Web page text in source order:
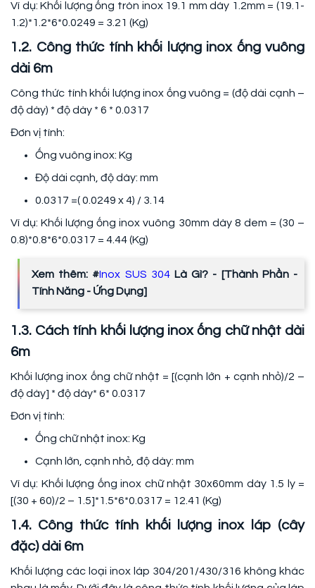
Ví dụ: Khối lượng ống tròn inox 19.1 mm dày 1.2mm = (19.1-
1.2)*1.2*6*0.0249 = 3.21 (Kg)
1.2. Công thức tính khối lượng inox ống vuông
dài 6m
Công thức tính khối lượng inox ống vuông = (độ dài cạnh –
độ dày) * độ dày * 6 * 0.0317
Đơn vị tính:
Ống vuông inox: Kg
Độ dài cạnh, độ dày: mm
0.0317 =( 0.0249 x 4) / 3.14
Ví dụ: Khối lượng ống inox vuông 30mm dày 8 dem = (30 –
0.8)*0.8*6*0.0317 = 4.44 (Kg)
Xem thêm: #Inox SUS 304Là Gì? - [Thành Phần -
Tính Năng - Ứng Dụng]
1.3. Cách tính khối lượng inox ống chữ nhật dài
6m
Khối lượng inox ống chữ nhật = [(cạnh lớn + cạnh nhỏ)/2 –
độ dày] * độ dày* 6* 0.0317
Đơn vị tính:
Ống chữ nhật inox: Kg
Cạnh lớn, cạnh nhỏ, độ dày: mm
Ví dụ: Khối lượng ống inox chữ nhật 30x60mm dày 1.5 ly =
[(30 + 60)/2 – 1.5]*1.5*6*0.0317 = 12.41 (Kg)
1.4. Công thức tính khối lượng inox láp (cây
đặc) dài 6m
Khối lượng các loại inox láp 304/201/430/316 không khác